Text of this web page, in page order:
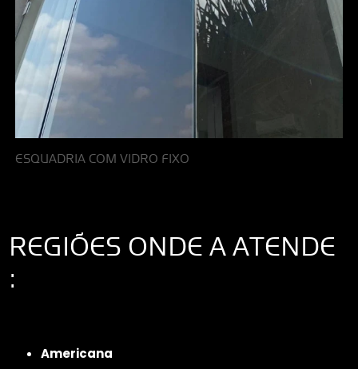
ESQUADRIA COM VIDRO FIXO
REGIÕES ONDE A ATENDE
:
Americana